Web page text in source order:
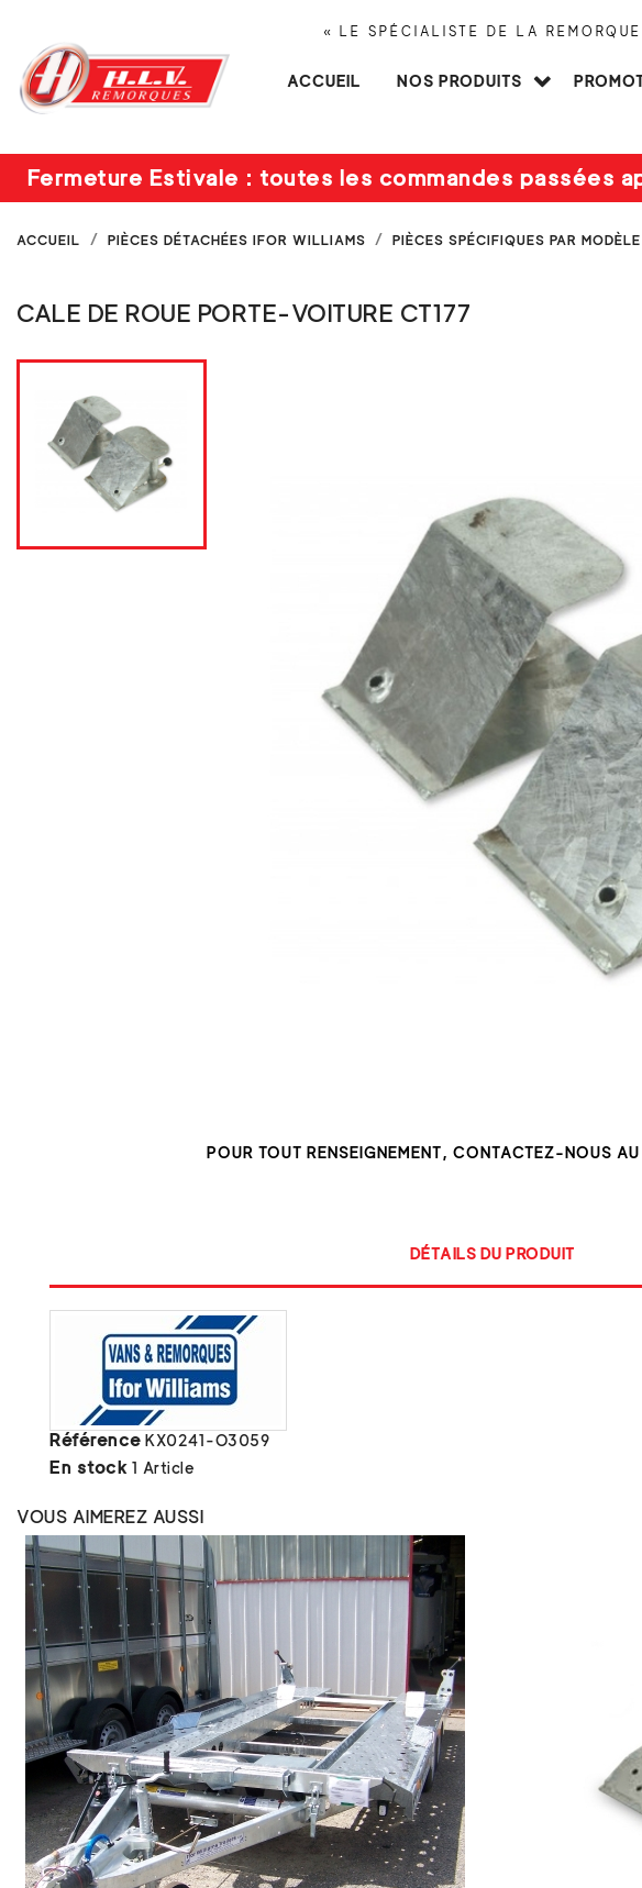
« LE SPÉCIALISTE DE LA
ACCUEIL NOS PRODUITS
Fermeture Estivale : toutes les commandes passées
ACCUEIL PIÈCES DÉTACHÉES IFOR WILLIAMS PIÈCES SPÉCIFIQUES PAR MODÈLE
CALE DE ROUE PORTE-VOITURE CT177
POUR TOUT RENSEIGNEMENT, CONTACTEZ-NOUS AU
DÉTAILS DU PRODUIT
Référence KX0241-O3059
En stock 1 Article
VOUS AIMEREZ AUSSI